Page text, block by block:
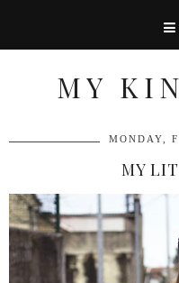
MY
MONDAY,
MY